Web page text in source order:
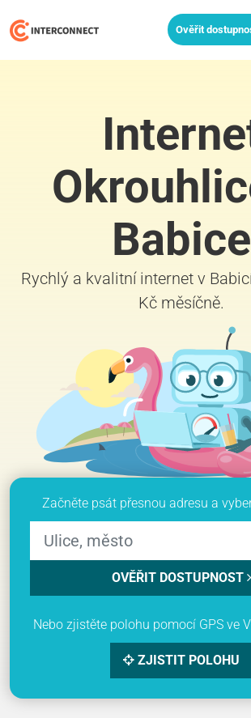
Ověřit
Babice
Rychlý a kvalitní internet v
Kč měsíčně.
Začněte psát přesnou adresu a
OVĚŘIT DOSTUPNOST
Nebo zjistěte polohu pomocí GPS ve
ZJISTIT POLOHU